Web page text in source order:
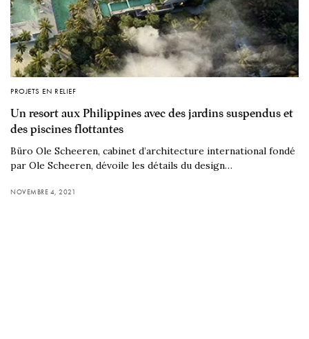
PROJETS EN RELIEF
Un resort aux Philippines avec des jardins suspendus et
des piscines flottantes
Büro Ole Scheeren, cabinet d’architecture international fondé
par Ole Scheeren, dévoile les détails du design…
NOVEMBRE 4, 2021